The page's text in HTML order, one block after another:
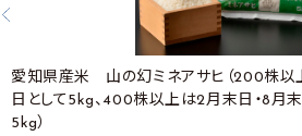
愛知県産米 山の幻ミネアサヒ（200株以
日として5kg、400株以上は2月末日・8月
5kg）